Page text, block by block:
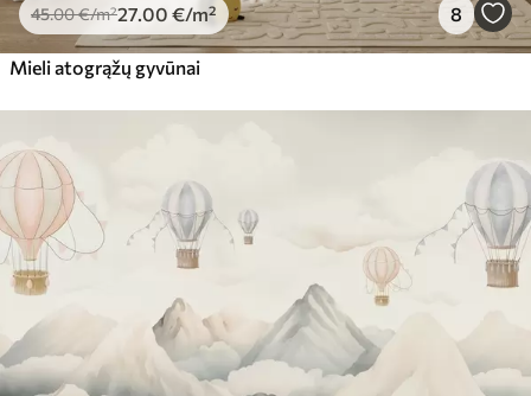
45.00€/m²27 .00 €/m² 8
Mieli atogrąžų gyvūnai